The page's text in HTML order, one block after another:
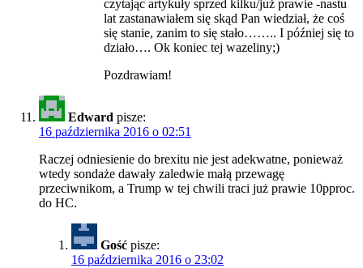
czytając artykuły sprzed kilku/już prawie -nastu
lat zastanawiałem się skąd Pan wiedział, że coś
się stanie, zanim to się stało…….. I później się to
działo…. Ok koniec tej wazeliny;)
Pozdrawiam!
Edward pisze:
16 października 2016 o 02:51
Raczej odniesienie do brexitu nie jest adekwatne, ponieważ
wtedy sondaże dawały zaledwie małą przewagę
przeciwnikom, a Trump w tej chwili traci już prawie 10pproc.
do HC.
Gość pisze:
16 października 2016 o 23:02